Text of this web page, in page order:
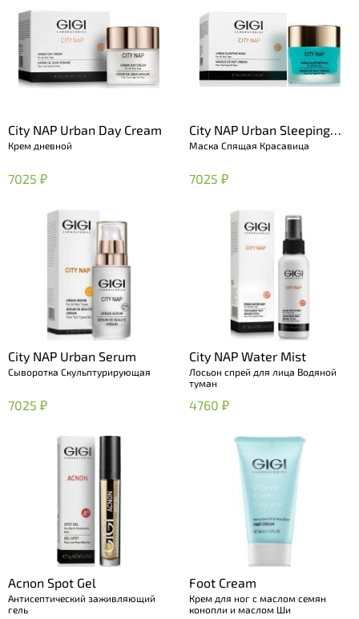
City NAP Urban Day Cream
Крем дневной
7025 ₽
City NAP Urban Sleeping
Mask
Маска Спящая Красавица
7025 ₽
City NAP Urban Serum
Сыворотка Скульптурирующая
7025 ₽
City NAP Water Mist
Лосьон спрей для лица Водяной
туман
4760 ₽
Acnon Spot Gel
Антисептический заживляющий
гель
Foot Cream
Крем для ног с маслом семян
конопли и маслом Ши